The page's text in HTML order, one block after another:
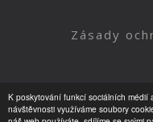
K poskytování funkcí sociálních médií
návštěvnosti využíváme soubory
Zásady